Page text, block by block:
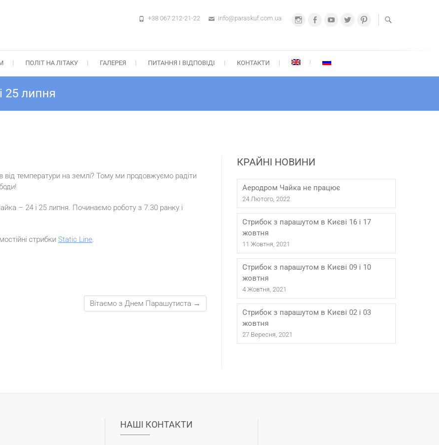
Києві на Аеродромі Чайка – ПАРА-СКУФ
InstagramFacebookYoutubeTwitter Pinterest
+38 067 212-21-22 info@paraskuf.com.ua
ПОЛІТ НА ЛІТАКУ ГАЛЕРЕЯ ПИТАННЯ І ВІДПОВІДІ КОНТАКТИ
25 липня
від температури на землі? Тому ми продовжуємо радіти
– 24 і 25 липня. Починаємо роботу з 7.30 ранку і
стрибки Static Line.
Вітаємо з Днем Парашутиста →
КРАЙНІ НОВИНИ
Аеродром Чайка не працює
24 Лютого, 2022
Стрибок з парашутом в Києві 16 і 17
жовтня
11 Жовтня, 2021
Стрибок з парашутом в Києві 09 і 10
жовтня
4 Жовтня, 2021
Стрибок з парашутом в Києві 02 і 03
жовтня
27 Вересня, 2021
НАШІ КОНТАКТИ